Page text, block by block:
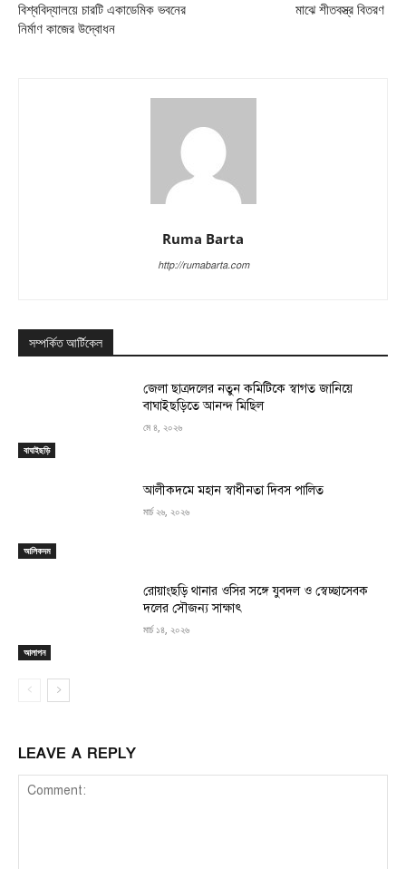
বিশ্ববিদ্যালয়ে চারটি একাডেমিক ভবনের
নির্মাণ কাজের উদ্বোধন
মাঝে শীতবস্ত্র বিতরণ
Ruma Barta
http://rumabarta.com
সম্পর্কিত আর্টিকেল
বাঘাইছড়ি
জেলা ছাত্রদলের নতুন কমিটিকে স্বাগত জানিয়ে
বাঘাইছড়িতে আনন্দ মিছিল
মে ৪, ২০২৬
আলিকদম
‎আলীকদমে মহান স্বাধীনতা দিবস পালিত
মার্চ ২৬, ২০২৬
আলাপন
রোয়াংছড়ি থানার ওসির সঙ্গে যুবদল ও স্বেচ্ছাসেবক
দলের সৌজন্য সাক্ষাৎ
মার্চ ১৪, ২০২৬
LEAVE A REPLY